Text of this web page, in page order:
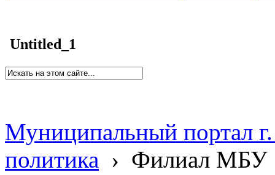
Untitled_1
Муниципальный портал
политика › Филиал МБУ